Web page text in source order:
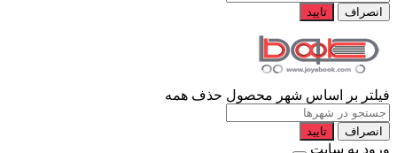
انصراف تایید
فیلتر بر اساس شهر محصول حذف همه
انصراف تایید
ورود به سایت